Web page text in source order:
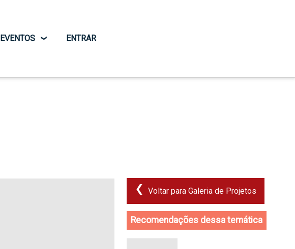
EVENTOS ENTRAR
Voltar para Galeria de Projetos
Recomendações dessa temática